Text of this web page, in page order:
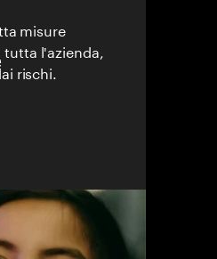
misure
tutta l'azienda,
rischi.